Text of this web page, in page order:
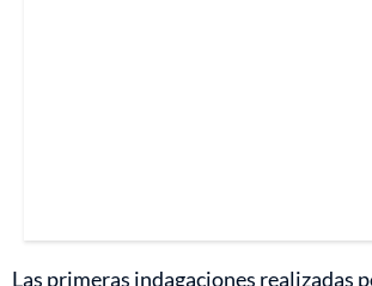
Las primeras indagaciones realizadas